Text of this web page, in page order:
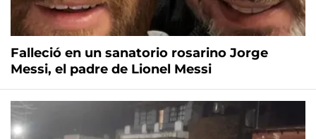
Falleció en un sanatorio rosarino Jorge
Messi, el padre de Lionel Messi